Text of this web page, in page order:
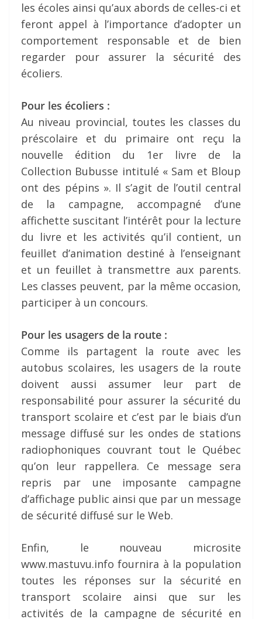
les écoles ainsi qu’aux abords de celles-ci et
feront appel à l’importance d’adopter un
comportement responsable et de bien
regarder pour assurer la sécurité des
écoliers.
Pour les écoliers :
Au niveau provincial, toutes les classes du
préscolaire et du primaire ont reçu la
nouvelle édition du 1er livre de la
Collection Bubusse intitulé « Sam et Bloup
ont des pépins ». Il s’agit de l’outil central
de la campagne, accompagné d’une
affichette suscitant l’intérêt pour la lecture
du livre et les activités qu’il contient, un
feuillet d’animation destiné à l’enseignant
et un feuillet à transmettre aux parents.
Les classes peuvent, par la même occasion,
participer à un concours.
Pour les usagers de la route :
Comme ils partagent la route avec les
autobus scolaires, les usagers de la route
doivent aussi assumer leur part de
responsabilité pour assurer la sécurité du
transport scolaire et c’est par le biais d’un
message diffusé sur les ondes de stations
radiophoniques couvrant tout le Québec
qu’on leur rappellera. Ce message sera
repris par une imposante campagne
d’affichage public ainsi que par un message
de sécurité diffusé sur le Web.
Enfin, le nouveau microsite
www.mastuvu.info fournira à la population
toutes les réponses sur la sécurité en
transport scolaire ainsi que sur les
activités de la campagne de sécurité en